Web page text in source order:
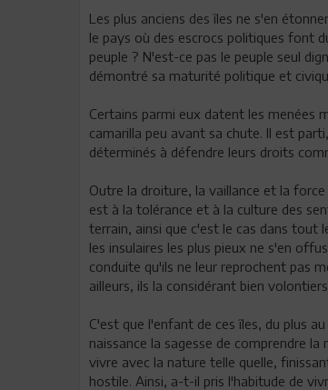
Les plus anciens des îles ne s'en
le pays où des escrocs politiques font
peuple ? N'est-ce pas le peuple seul
démontré sa maturité politique et
Certains parmi eux datent les menées
camarilla peu avant sa chute. Il est
déterminés à défendre leurs droits
Outre la droiture, la vaillance et la
est à la tolérance et à la culture des
terrain, ainsi que c'est le cas dans
les insulaires les plus pieux ne s'en
conduite qu'ils ne leur reprochent pas
ailleurs, ils la considérant bien
C'est que l'enfant de ces îles, du plus
naissance la sagesse de comprendre
vivre avec la nature telle quelle,
hostile. Ainsi, a-t-il pris l'habitude de